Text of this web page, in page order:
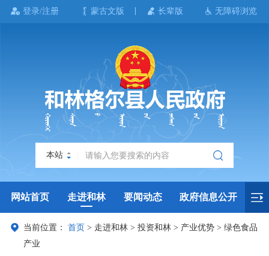
登录/注册 蒙古文版 长辈版 无障碍浏览
本站
网站首页 走进和林 要闻动态 政府信息公开
政务服务 政民互动 政府数据 专题专栏
当前位置：首页 > 走进和林 >投资和林 > 产业优势 >绿色食品
产业